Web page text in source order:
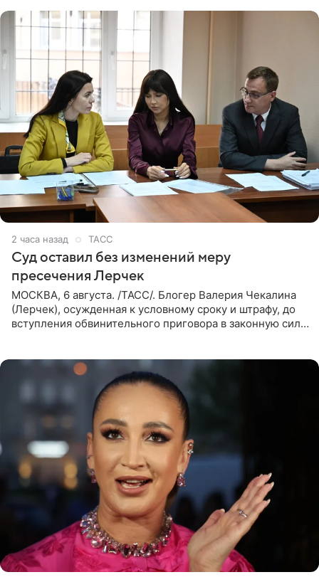
2 часа назад ТАСС
Суд оставил без изменений меру
пресечения Лерчек
МОСКВА, 6 августа. /ТАСС/. Блогер Валерия Чекалина
(Лерчек), осужденная к условному сроку и штрафу, до
вступления обвинительного приговора в законную силу